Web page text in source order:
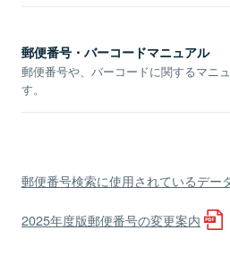
郵便番号・バーコードマニュアル
郵便番号や、バーコードに関するマニ
す。
郵便番号検索に使用されているデー
2025年度版郵便番号の変更案内